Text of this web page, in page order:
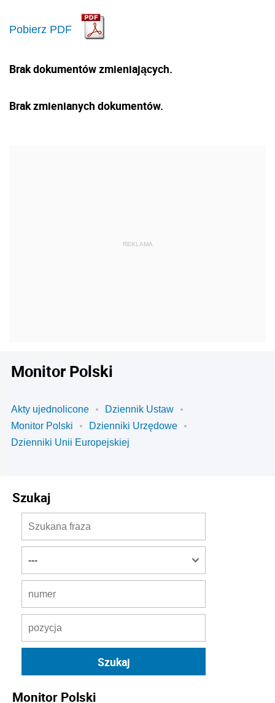
Pobierz PDF
Brak dokumentów zmieniających.
Brak zmienianych dokumentów.
Monitor Polski
Akty ujednolicone
Dziennik Ustaw
Monitor Polski
Dzienniki Urzędowe
Dzienniki Unii Europejskiej
Szukaj
Monitor Polski